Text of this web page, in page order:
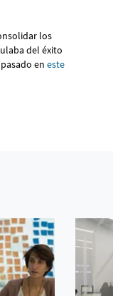
los
del éxito
en este